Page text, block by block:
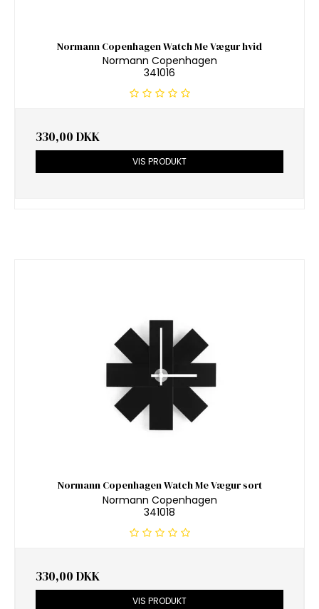
Normann Copenhagen Watch Me Vægur hvid
Normann Copenhagen
341016
330,00 DKK
VIS PRODUKT
Normann Copenhagen Watch Me Vægur sort
Normann Copenhagen
341018
330,00 DKK
VIS PRODUKT